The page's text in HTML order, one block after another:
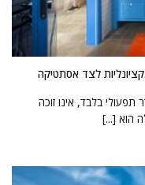
לצד אסתטיקה
בלבד, אינו זוכה
הוא [...]